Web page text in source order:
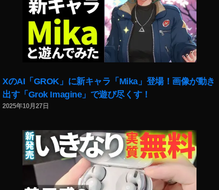
XのAI「GROK」に新キャラ「Mika」登場！画像が動き
出す「Grok Imagine」で遊び尽くす！
2025年10月27日